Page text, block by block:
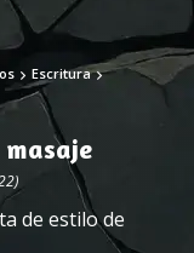
Escritura
masaje
de estilo de